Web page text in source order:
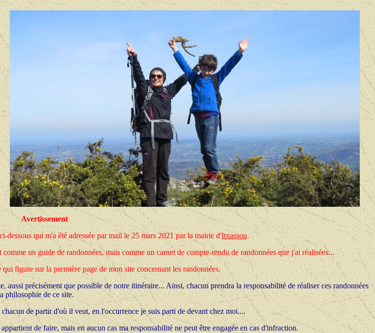
Avertissement
dessous qui m'a été adressée par mail le 25 mars 2021 par la mairie d'Itxassou.
un guide de randonnées, mais comme un carnet de compte-rendu de randonnées que j'ai réalisées...
figure sur la première page de mon site concernant les randonnées.
précisément que possible de notre itinéraire... Ainsi, chacun prendra la responsabilité de réaliser ces randonnées
philosophie de ce site.
de partir d'où il veut, en l'occurrence je suis parti de devant chez moi....
de faire, mais en aucun cas ma responsabilité ne peut être engagée en cas d'infraction.